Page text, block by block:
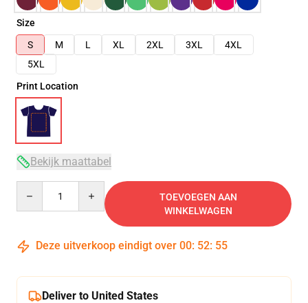
Size
S
M L XL 2XL 3XL
4XL
5XL
Print Location
Bekijk maattabel
TOEVOEGEN AAN
WINKELWAGEN
Deze uitverkoop eindigt over 00: 52: 54
Deliver to United States